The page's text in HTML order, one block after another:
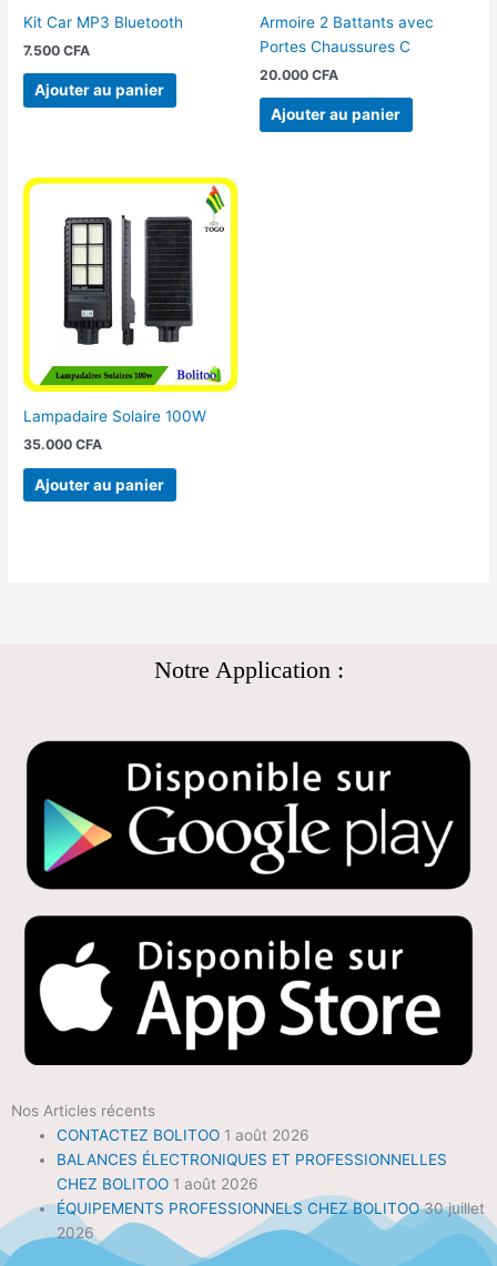
Kit Car MP3 Bluetooth
7.500CFA
Ajouter au panier
Armoire 2 Battants avec
Portes Chaussures C
20.000 CFA
Ajouter au panier
Lampadaire Solaire 100W
35.000CFA
Ajouter au panier
Notre Application :
Nos Articles récents
CONTACTEZ BOLITOO 1 août 2026
BALANCES ÉLECTRONIQUES ET PROFESSIONNELLES
CHEZ BOLITOO 1 août 2026
ÉQUIPEMENTS PROFESSIONNELS CHEZ BOLITOO 30 juillet
2026